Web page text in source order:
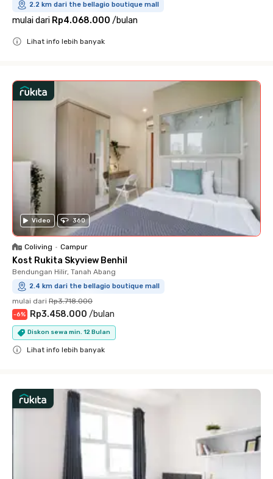
2.2 km dari the bellagio boutique mall
mulai dari Rp4.068.000 /bulan
Lihat info lebih banyak
Video 360
Coliving • Campur
Kost Rukita Skyview Benhil
Bendungan Hilir, Tanah Abang
2.4 km dari the bellagio boutique mall
mulai dari Rp3.718.000
-6% Rp3.458.000 /bulan
Diskon sewa min. 12 Bulan
Lihat info lebih banyak